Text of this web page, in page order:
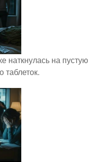
наткнулась на пустую
таблеток.